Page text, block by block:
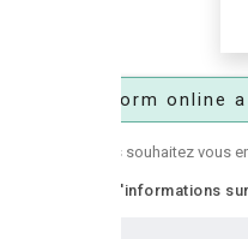
online a été
souhaitez vous enregistrer,
sur la migration